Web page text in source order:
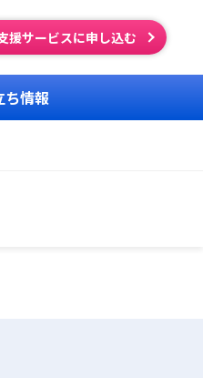
援サービスに申し込む
ち情報